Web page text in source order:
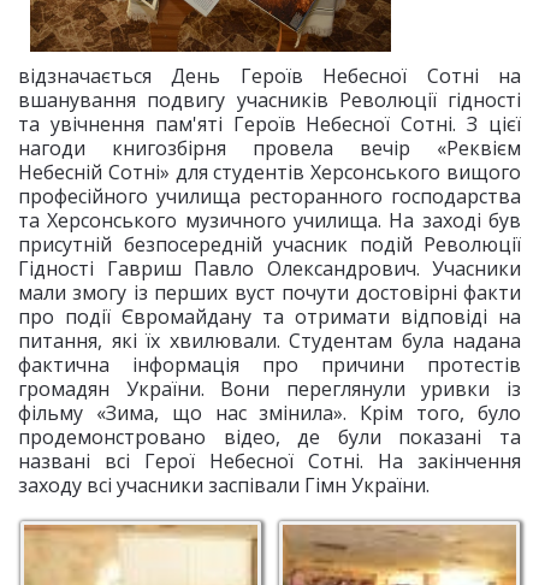
відзначається День Героїв Небесної Сотні на
вшанування подвигу учасників Революції гідності
та увічнення пам'яті Героїв Небесної Сотні. З цієї
нагоди книгозбірня провела вечір «Реквієм
Небесній Сотні» для студентів Херсонського вищого
професійного училища ресторанного господарства
та Херсонського музичного училища. На заході був
присутній безпосередній учасник подій Революції
Гідності Гавриш Павло Олександрович. Учасники
мали змогу із перших вуст почути достовірні факти
про події Євромайдану та отримати відповіді на
питання, які їх хвилювали. Студентам була надана
фактична інформація про причини протестів
громадян України. Вони переглянули уривки із
фільму «Зима, що нас змінила». Крім того, було
продемонстровано відео, де були показані та
названі всі Герої Небесної Сотні. На закінчення
заходу всі учасники заспівали Гімн України.
Гавриш Павло
Олександрович
Хвилина мовчання